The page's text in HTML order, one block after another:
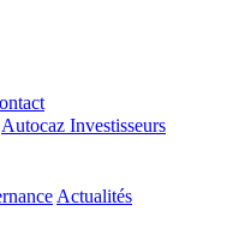
Autocaz Investisseurs
Actualités